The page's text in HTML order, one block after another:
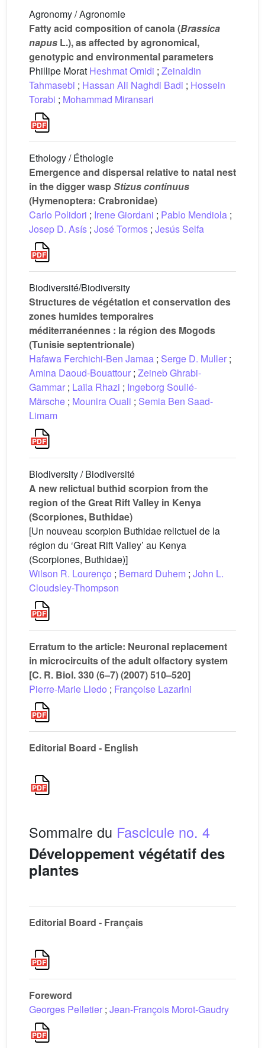
Agronomy / Agronomie
Fatty acid composition of canola (Brassica
napus L.), as affected by agronomical,
genotypic and environmental parameters
Phillipe Morat Heshmat Omidi ; Zeinaldin
Tahmasebi ; Hassan Ali Naghdi Badi ; Hossein
Torabi ; Mohammad Miransari
Ethology / Éthologie
Emergence and dispersal relative to natal nest
in the digger waspStizus continuus
(Hymenoptera: Crabronidae)
Carlo Polidori ; Irene Giordani ; Pablo Mendiola ;
Josep D. Asís ; José Tormos ; Jesús Selfa
Biodiversité/Biodiversity
Structures de végétation et conservation des
zones humides temporaires
méditerranéennes : la région des Mogods
(Tunisie septentrionale)
Hafawa Ferchichi-Ben Jamaa ; Serge D. Muller ;
Amina Daoud-Bouattour ; Zeineb Ghrabi-
Gammar ; Laïla Rhazi ; Ingeborg Soulié-
Märsche ; Mounira Ouali ; Semia Ben Saad-
Limam
Biodiversity / Biodiversité
A new relictual buthid scorpion from the
region of the Great Rift Valley in Kenya
(Scorpiones, Buthidae)
[Un nouveau scorpion Buthidae relictuel de la
région du ‘Great Rift Valley’ au Kenya
(Scorpiones, Buthidae)]
Wilson R. Lourenço ; Bernard Duhem ; John L.
Cloudsley-Thompson
Erratum to the article: Neuronal replacement
in microcircuits of the adult olfactory system
[C. R. Biol. 330 (6–7) (2007) 510–520]
Pierre-Marie Lledo ; Françoise Lazarini
Editorial Board - English
Sommaire du Fascicule no. 4
Développement végétatif des
plantes
Editorial Board - Français
Foreword
Georges Pelletier ; Jean-François Morot-Gaudry